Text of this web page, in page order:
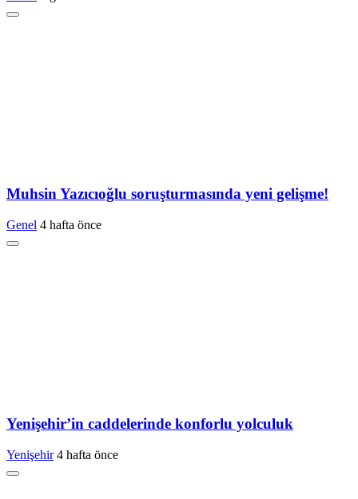
Muhsin Yazıcıoğlu soruşturmasında yeni gelişme!
Genel 4 hafta önce
Yenişehir’in caddelerinde konforlu yolculuk
Yenişehir 4 hafta önce